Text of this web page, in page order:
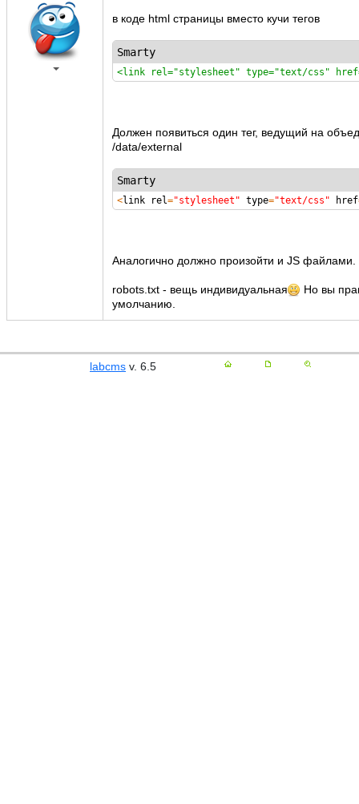
в коде html страницы вместо кучи тегов
Smarty
<link rel="stylesheet" type="text/css"
Должен появиться один тег, ведущий на
/data/external
Smarty
<link rel="stylesheet" type="text/css" href
Аналогично должно произойти и JS файлами.
robots.txt - вещь индивидуальная
Но вы
умолчанию.
labcms v. 6.5